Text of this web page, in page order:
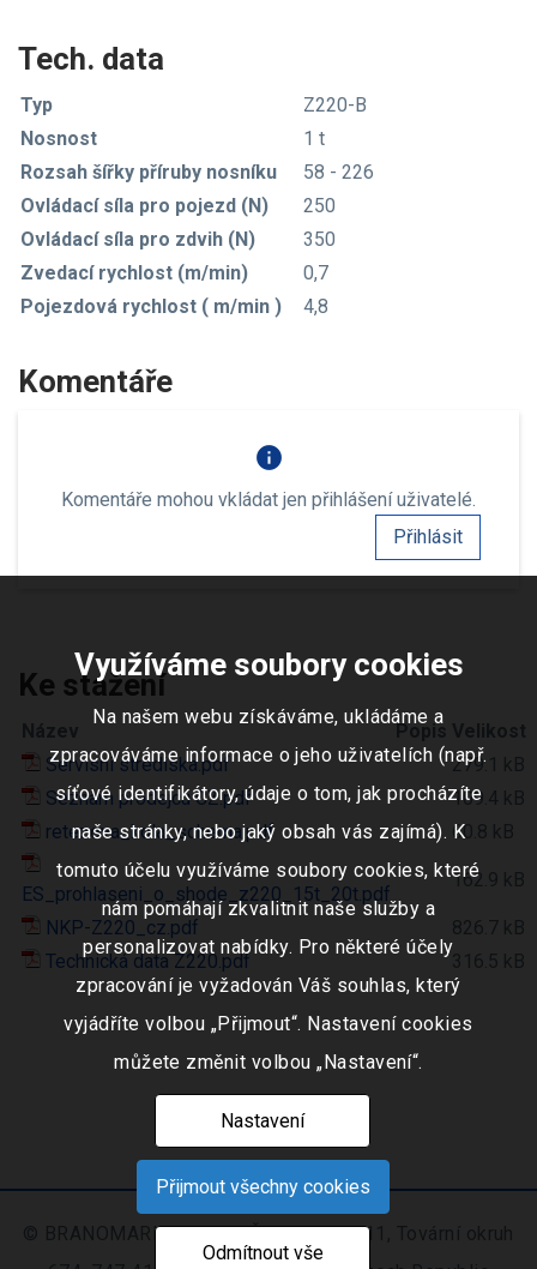
Tech. data
Typ
Z220-B
Nosnost
1 t
Rozsah šířky příruby nosníku
58 - 226
Ovládací síla pro pojezd (N)
250
Ovládací síla pro zdvih (N)
350
Zvedací rychlost (m/min)
0,7
Pojezdová rychlost ( m/min )
4,8
Komentáře
info
Komentáře mohou vkládat jen přihlášení uživatelé.
Přihlásit
Ke stažení
Název Popis Velikost
Servisni strediska.pdf
279.1 kB
Seznam prodejcu CZ.pdf
109.4 kB
retezova_kola_schema.pdf
60.8 kB
ES_prohlaseni_o_shode_z220_15t_20t.pdf
162.9 kB
NKP-Z220_cz.pdf
826.7 kB
Technická data Z220.pdf
316.5 kB
© BRANOMARKET s.r.o., IČO: 253 51 311, Tovární okruh
Využíváme soubory cookies
Na našem webu získáváme, ukládáme a
zpracováváme informace o jeho uživatelích (např.
síťové identifikátory, údaje o tom, jak procházíte
naše stránky, nebo jaký obsah vás zajímá). K
tomuto účelu využíváme soubory cookies, které
nám pomáhají zkvalitnit naše služby a
personalizovat nabídky. Pro některé účely
zpracování je vyžadován Váš souhlas, který
vyjádříte volbou „Přijmout“. Nastavení cookies
můžete změnit volbou „Nastavení“.
Nastavení
Přijmout všechny cookies
Odmítnout vše